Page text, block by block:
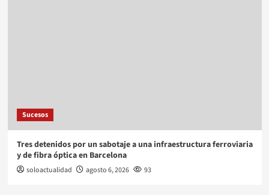
Sucesos
Tres detenidos por un sabotaje a una infraestructura ferroviaria
y de fibra óptica en Barcelona
soloactualidad agosto 6, 2026 93